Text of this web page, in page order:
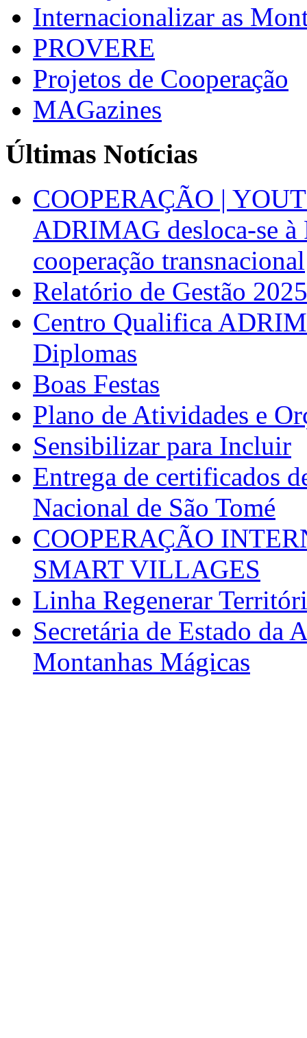
Internacionalizar as
PROVERE
Projetos de Cooperação
MAGazines
Últimas Notícias
COOPERAÇÃO |
ADRIMAG desloca-se
cooperação transnacional
Relatório de Gestão 2025
Centro Qualifica
Diplomas
Boas Festas
Plano de Atividades e
Sensibilizar para Incluir
Entrega de certificados
Nacional de São Tomé
COOPERAÇÃO
SMART VILLAGES
Linha Regenerar
Secretária de Estado da
Montanhas Mágicas